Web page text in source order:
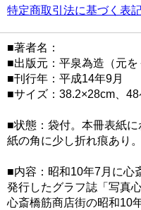
特定商取引法に基づく表
■著者名：
■出版元：平泉為造（元を
■刊行年：平成14年9月
■サイズ：38.2×28cm、48
■状態：袋付。本冊表紙
紙の角に少し折れ痕あり
■内容：昭和10年7月に心
発行したグラフ誌「写真
心斎橋筋商店街の昭和10